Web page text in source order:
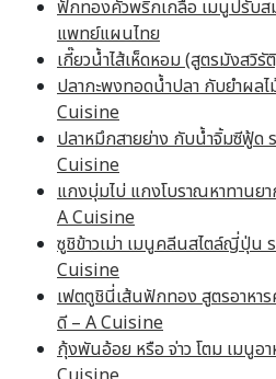
ฟักทองคั่วพริกเกลือ เมนูปรับ
แพทย์แผนไทย
เกี๊ยวน้ำไส้เห็ดหอม (สูตรมังสวิ
ปลากะพงทอดน้ำปลา กับยำผล
Cuisine
ปลาหมึกสายย่าง กับน้ำจิ้มซีฟู้ด
Cuisine
แกงบุ่มไบ่ แกงโบราณหาทานย
A Cuisine
ซูชิข้าวเม่า เมนูคลีนสไตล์ญี่ปุ่น
Cuisine
เฟตตูชินี่เส้นฟักทอง สูตรอาหา
ดี – A Cuisine
กุ้งพันอ้อย หรือ จ่าว โตม เมนูอา